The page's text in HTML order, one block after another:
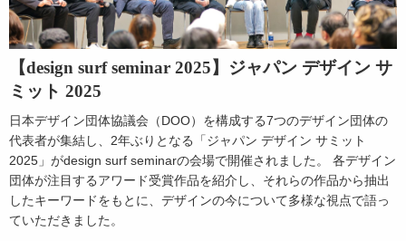
【design surf seminar 2025】ジャパン デザイン サ
ミット 2025
日本デザイン団体協議会（DOO）を構成する7つのデザイン団体の
代表者が集結し、2年ぶりとなる「ジャパン デザイン サミット
2025」がdesign surf seminarの会場で開催されました。 各デザイン
団体が注目するアワード受賞作品を紹介し、それらの作品から抽出
したキーワードをもとに、デザインの今について多様な視点で語っ
ていただきました。